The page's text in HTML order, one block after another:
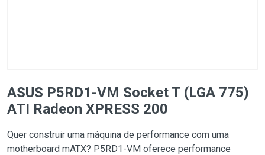
ASUS P5RD1-VM Socket T (LGA 775)
ATI Radeon XPRESS 200
Quer construir uma máquina de performance com uma
motherboard mATX? P5RD1-VM oferece performance